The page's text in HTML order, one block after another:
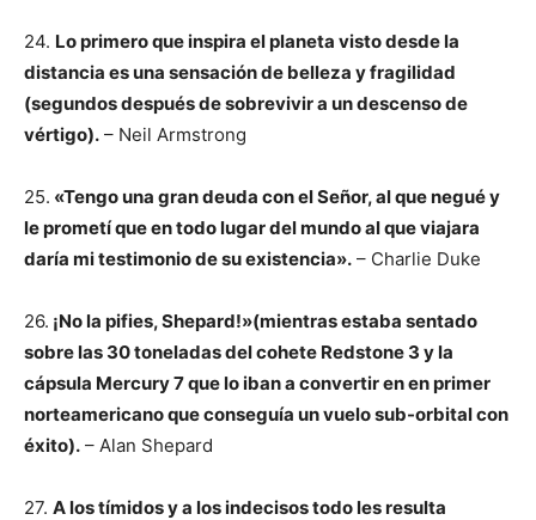
24. Lo primero que inspira el planeta visto desde la
distancia es una sensación de belleza y fragilidad
(segundos después de sobrevivir a un descenso de
vértigo). – Neil Armstrong
25. «Tengo una gran deuda con el Señor, al que negué y
le prometí que en todo lugar del mundo al que viajara
daría mi testimonio de su existencia». – Charlie Duke
26. ¡No la pifies, Shepard!»(mientras estaba sentado
sobre las 30 toneladas del cohete Redstone 3 y la
cápsula Mercury 7 que lo iban a convertir en en primer
norteamericano que conseguía un vuelo sub-orbital con
éxito). – Alan Shepard
27. A los tímidos y a los indecisos todo les resulta